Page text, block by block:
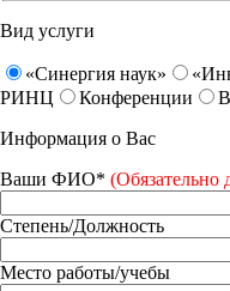
Вид услуги
«Синергия наук»
РИНЦ
Конференции
Информация о Вас
Ваши ФИО* (Обязательно
Степень/Должность
Место работы/учебы